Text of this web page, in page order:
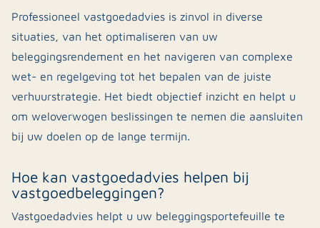
Professioneel vastgoedadvies is zinvol in diverse
situaties, van het optimaliseren van uw
beleggingsrendement en het navigeren van complexe
wet- en regelgeving tot het bepalen van de juiste
verhuurstrategie. Het biedt objectief inzicht en helpt u
om weloverwogen beslissingen te nemen die aansluiten
bij uw doelen op de lange termijn.
Hoe kan vastgoedadvies helpen bij
vastgoedbeleggingen?
Vastgoedadvies helpt u uw beleggingsportefeuille te